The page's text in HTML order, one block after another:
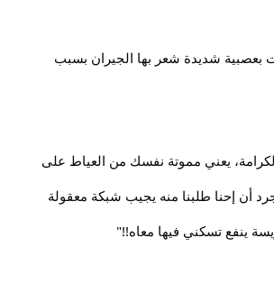
بعصبية شديدة شعر بها الجيران بسبب
يعني مموتة نفسك من العياط على
أن إحنا طلبنا منه يجيب شبكة معقولة
ينفع تسكني فيها معاه!!"